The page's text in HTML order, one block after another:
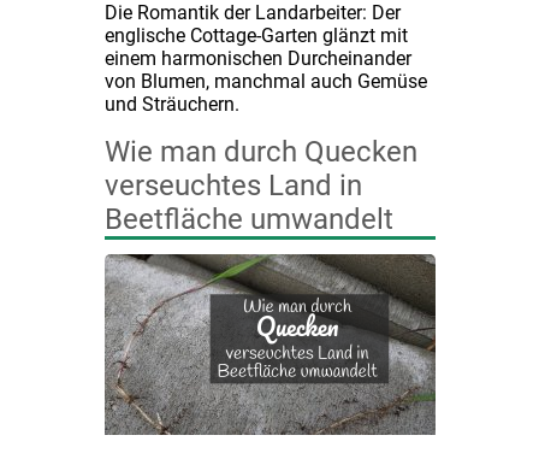
Die Romantik der Landarbeiter: Der
englische Cottage-Garten glänzt mit
einem harmonischen Durcheinander
von Blumen, manchmal auch Gemüse
und Sträuchern.
Wie man durch Quecken
verseuchtes Land in
Beetfläche umwandelt